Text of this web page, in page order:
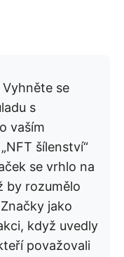
Vyhněte se
s
vaším
šílenství“
se vrhlo na
by rozumělo
jako
když uvedly
považovali